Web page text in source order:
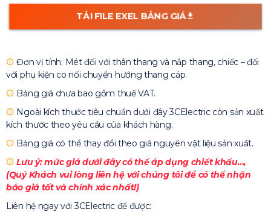
TẢI FILE EXEL BẢNG GIÁ
Đơn vị tính: Mét đối với thân thang và nắp thang, chiếc – đối
với phụ kiện co nối chuyển hướng thang cáp.
Bảng giá chưa bao gồm thuế VAT.
Ngoài kích thước tiêu chuẩn dưới đây 3CElectric còn sản xuất
kích thước theo yêu cầu của khách hàng.
Bảng giá có thể thay đổi theo giá nguyên vật liệu sản xuất.
Lưu ý: mức giá dưới đây có thể áp dụng chiết khấu…,
(Quý Khách vui lòng liên hệ với chúng tôi để có thể nhận
báo giá tốt và chính xác nhất!)
Liên hệ ngay với 3CElectric để được: